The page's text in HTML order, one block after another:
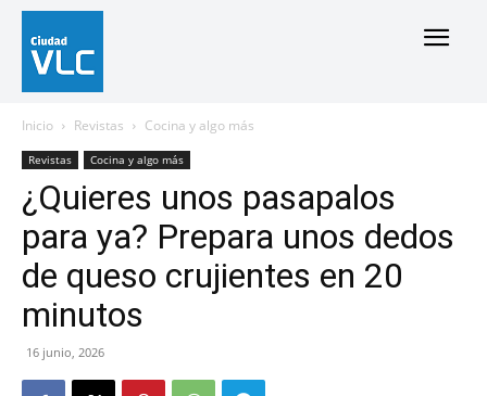
Inicio Revistas Cocina y algo más
Revistas Cocina y algo más
¿Quieres unos pasapalos
para ya? Prepara unos dedos
de queso crujientes en 20
minutos
16 junio, 2026